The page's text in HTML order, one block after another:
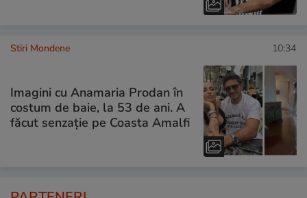
Stiri Mondene 10:34
Imagini cu Anamaria Prodan în
costum de baie, la 53 de ani. A
făcut senzație pe Coasta Amalfi